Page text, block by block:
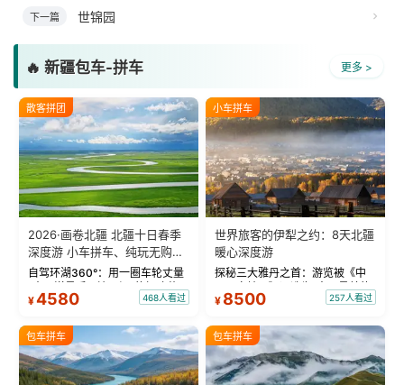
下一篇 世锦园
🔥 新疆包车-拼车 更多 >
散客拼团
2026·画卷北疆 北疆十日春季
深度游 小车拼车、纯玩无购
物！
自驾环湖360°：用一圈车轮丈量
“大西洋最后一滴眼泪”的极致蔚
蓝。 赛湖旅拍：甄选多款风格服
绝美瞬间。 赛湖坦克300跟车视
频：专业摄影师...
¥4580 468人看过
小车拼车
世界旅客的伊犁之约：8天北疆
暖心深度游
探秘三大雅丹之首：游览被《中
国国家地理》评选为“中国最美的
三大雅丹”第一名的克拉玛依魔鬼
瓦人最大村落——禾木村，欣赏
晨雾与小木...
¥ 8500 257人看过
包车拼车 包车拼车